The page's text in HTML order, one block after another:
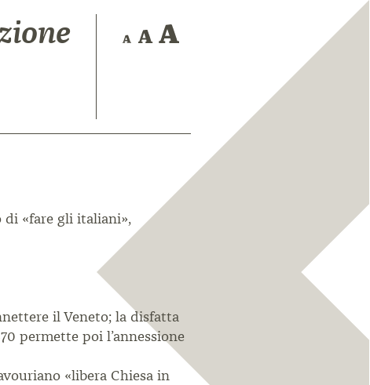
«fare gli italiani»,
il Veneto; la disfatta
permette poi l’annessione
«libera Chiesa in